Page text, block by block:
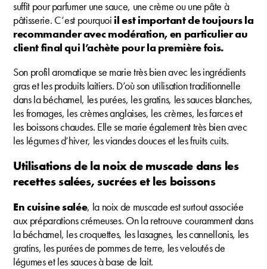
suffit pour parfumer une sauce, une crème ou une pâte à
pâtisserie. C’est pourquoiil est important de toujours la
recommander avec modération, en particulier au
client final qui l’achète pour la première fois.
Son profil aromatique se marie très bien avec les ingrédients
gras et les produits laitiers. D’où son utilisation traditionnelle
dans la béchamel, les purées, les gratins, les sauces blanches,
les fromages, les crèmes anglaises, les crèmes, les farces et
les boissons chaudes. Elle se marie également très bien avec
les légumes d’hiver, les viandes douces et les fruits cuits.
Utilisations de la noix de muscade dans les
recettes salées, sucrées et les boissons
En cuisine salée, la noix de muscade est surtout associée
aux préparations crémeuses. On la retrouve couramment dans
la béchamel, les croquettes, les lasagnes, les cannellonis, les
gratins, les purées de pommes de terre, les veloutés de
légumes et les sauces à base de lait.